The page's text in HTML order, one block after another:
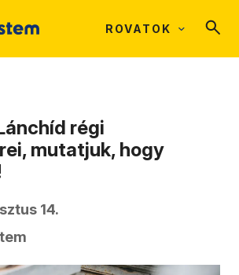
ROVATOK
régi
mutatjuk, hogy
14.